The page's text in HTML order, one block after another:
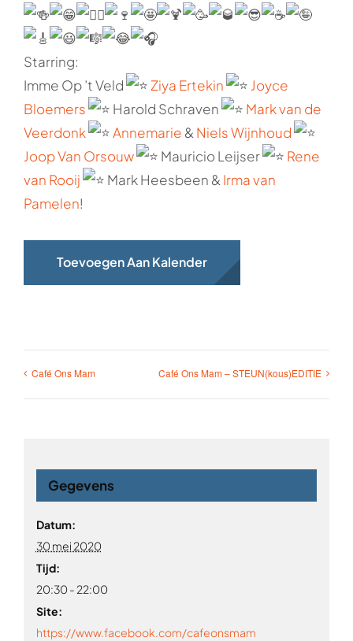
Starring:
Imme Op ’t Veld
Ziya Ertekin
Joyce
Bloemers
Harold Schraven
Mark van de
Veerdonk
Annemarie & Niels Wijnhoud
Joop Van Orsouw
Mauricio Leijser
Rene
van Rooij
Mark Heesbeen & Irma van
Pamelen!
Toevoegen Aan Kalender
Café Ons Mam Café Ons Mam – STEUN(kous)EDITIE
Gegevens
Datum:
30 mei 2020
Tijd:
20:30 - 22:00
Site:
https://www.facebook.com/cafeonsmam